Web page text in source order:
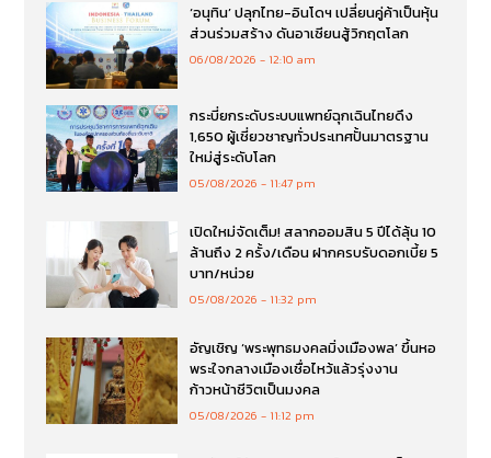
‘อนุทิน’ ปลุกไทย-อินโดฯ เปลี่ยนคู่ค้าเป็นหุ้น
ส่วนร่วมสร้าง ดันอาเซียนสู้วิกฤตโลก
06/08/2026 12:10 am
กระบี่ยกระดับระบบแพทย์ฉุกเฉินไทยดึง
1,650 ผู้เชี่ยวชาญทั่วประเทศปั้นมาตรฐาน
ใหม่สู่ระดับโลก
05/08/2026 11:47 pm
เปิดใหม่จัดเต็ม! สลากออมสิน 5 ปีได้ลุ้น 10
ล้านถึง 2 ครั้ง/เดือน ฝากครบรับดอกเบี้ย 5
บาท/หน่วย
05/08/2026 11:32 pm
อัญเชิญ ‘พระพุทธมงคลมิ่งเมืองพล’ ขึ้นหอ
พระใจกลางเมืองเชื่อไหว้แล้วรุ่งงาน
ก้าวหน้าชีวิตเป็นมงคล
05/08/2026 11:12 pm